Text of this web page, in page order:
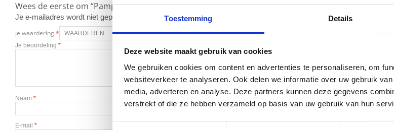
Toestemming Details
Deze website maakt gebruik van cookies
We gebruiken cookies om content en advertenties te personaliseren, om
websiteverkeer te analyseren. Ook delen we informatie over uw gebruik
media, adverteren en analyse. Deze partners kunnen deze gegevens
verstrekt of die ze hebben verzameld op basis van uw gebruik van hun
Wees de eerste om “Pampers Sensitive – Doekjes Navulpak 6x56st” te beoordelen
Je e-mailadres wordt niet gepubliceerd. Vereiste velden zijn gemarkeerd met
Je waardering *
Je beoordeling *
Naam *
E-mail *